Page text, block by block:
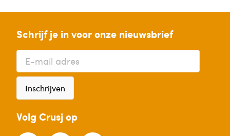
Schrijf je in voor onze nieuwsbrief
Inschrijven
Volg Crusj op